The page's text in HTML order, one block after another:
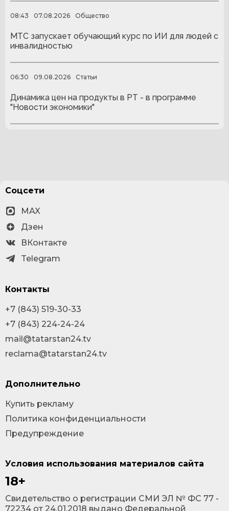
08:43 07.08.2026 Общество
МТС запускает обучающий курс по ИИ для людей с
инвалидностью
06:30 09.08.2026 Статьи
Динамика цен на продукты в РТ - в программе
"Новости экономики"
Условия использования материалов сайта
18+
Cвидетельство о регистрации СМИ ЭЛ № ФС 77 -
72234 от 24.01.2018 выдано Федеральной
Соцсети
MAX
Дзен
ВКонтакте
Telegram
Контакты
+7 (843) 519-30-33
+7 (843) 224-24-24
mail@tatarstan24.tv
reclama@tatarstan24.tv
Дополнительно
Купить рекламу
Политика конфиденциальности
Предупреждение